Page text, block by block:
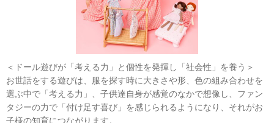
＜ドール遊びが「考える力」と個性を発揮し「社会性」を養う＞
お世話をする遊びは、服を探す時に大きさや形、色の組み合わせを
選ぶ中で「考える力」、子供達自身が感覚のなかで想像し、ファン
タジーの力で「付け足す喜び」を感じられるようになり、それがお
子様の知育につながります。